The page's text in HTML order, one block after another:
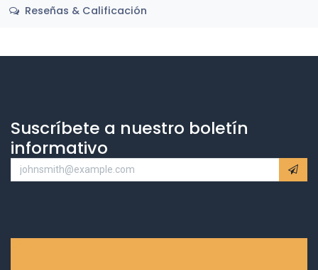
Reseñas & Calificación
Suscríbete a nuestro boletín
informativo